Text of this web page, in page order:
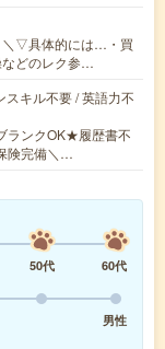
＼▽具体的には…・買
などのレク参…
スキル不要 / 英語力不
ランクOK★履歴書不
険完備＼…
50代
60代
男性